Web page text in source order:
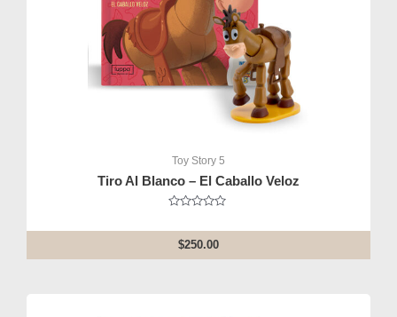
Toy Story 5
Tiro Al Blanco – El Caballo Veloz
out
of
5
$250.00